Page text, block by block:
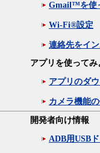
Gmail™を使
Wi-Fi®設定
連絡先をイ
アプリを使ってみ
アプリのダ
カメラ機能
開発者向け情報
ADB用USB